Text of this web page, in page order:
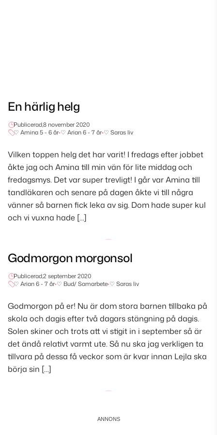
En härlig helg
Publicerad,8 november 2020
♡ Amina 5 - 6 år•♡ Arian 6 - 7 år•♡ Saras liv
Vilken toppen helg det har varit! I fredags efter jobbet
åkte jag och Amina till min vän för lite middag och
fredagsmys. Det var super trevligt! I går var Amina till
tandläkaren och senare på dagen åkte vi till några
vänner så barnen fick leka av sig. Dom hade super kul
och vi vuxna hade […]
Godmorgon morgonsol
Publicerad,2 september 2020
♡ Arian 6 - 7 år•♡ Bud/ Samarbete•♡ Saras liv
Godmorgon på er! Nu är dom stora barnen tillbaka på
skola och dagis efter två dagars stängning på dagis.
Solen skiner och trots att vi stigit in i september så är
det ändå relativt varmt ute. Så nu ska jag verkligen ta
tillvara på dessa få veckor som är kvar innan Lejla ska
börja sin […]